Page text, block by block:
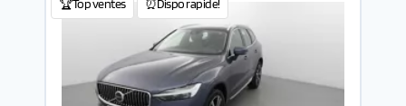
🏆Top ventes ⏰Dispo rapide!